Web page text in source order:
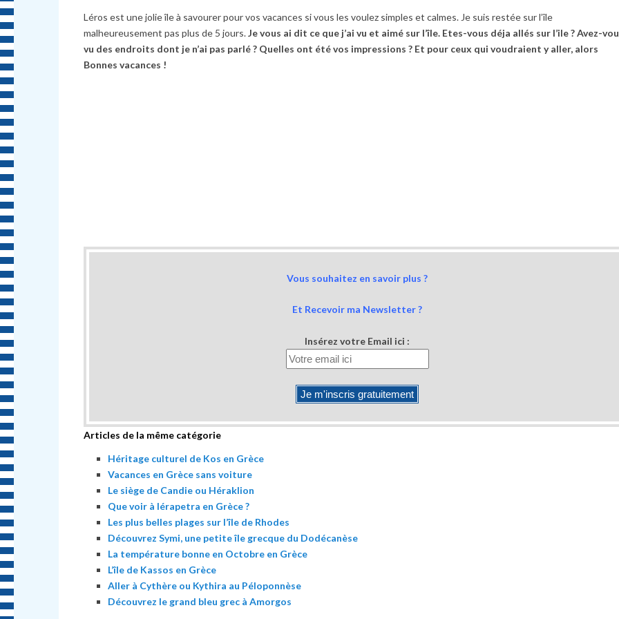
Léros est une jolie île à savourer pour vos vacances si vous les voulez simples et calmes. Je suis restée sur l’île
malheureusement pas plus de 5 jours.Je vous ai dit ce que j’ai vu et aimé sur l’île. Etes-vous déja allés sur l’ile ? Avez-
vu des endroits dont je n’ai pas parlé ? Quelles ont été vos impressions ? Et pour ceux qui voudraient y aller, alors
Bonnes vacances !
Vous souhaitez en savoir plus ?
Et Recevoir ma Newsletter ?
Insérez votre Email ici :
Articles de la même catégorie
Héritage culturel de Kos en Grèce
Vacances en Grèce sans voiture
Le siège de Candie ou Héraklion
Que voir à Iérapetra en Grèce ?
Les plus belles plages sur l’île de Rhodes
Découvrez Symi, une petite île grecque du Dodécanèse
La température bonne en Octobre en Grèce
L’île de Kassos en Grèce
Aller à Cythère ou Kythira au Péloponnèse
Découvrez le grand bleu grec à Amorgos